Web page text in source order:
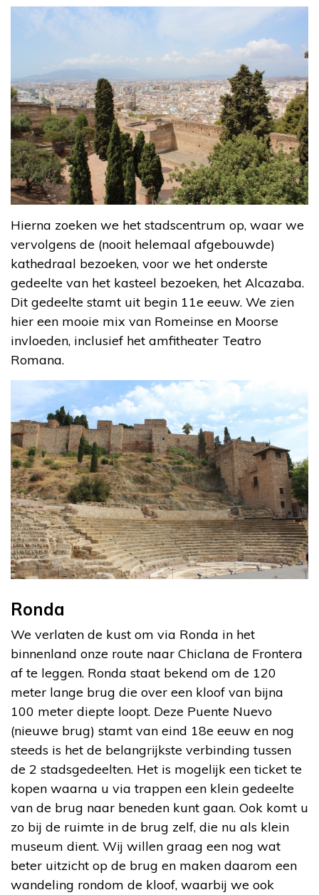
Hierna zoeken we het stadscentrum op, waar we
vervolgens de (nooit helemaal afgebouwde)
kathedraal bezoeken, voor we het onderste
gedeelte van het kasteel bezoeken, het Alcazaba.
Dit gedeelte stamt uit begin 11e eeuw. We zien
hier een mooie mix van Romeinse en Moorse
invloeden, inclusief het amfitheater Teatro
Romana.
Ronda
We verlaten de kust om via Ronda in het
binnenland onze route naar Chiclana de Frontera
af te leggen. Ronda staat bekend om de 120
meter lange brug die over een kloof van bijna
100 meter diepte loopt. Deze Puente Nuevo
(nieuwe brug) stamt van eind 18e eeuw en nog
steeds is het de belangrijkste verbinding tussen
de 2 stadsgedeelten. Het is mogelijk een ticket te
kopen waarna u via trappen een klein gedeelte
van de brug naar beneden kunt gaan. Ook komt u
zo bij de ruimte in de brug zelf, die nu als klein
museum dient. Wij willen graag een nog wat
beter uitzicht op de brug en maken daarom een
wandeling rondom de kloof, waarbij we ook